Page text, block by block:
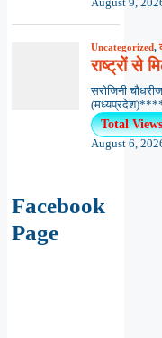
August 9,
Uncategorized,
राष्ट्रों से
सरोजिनी
Total
August 6,
Facebook
Page